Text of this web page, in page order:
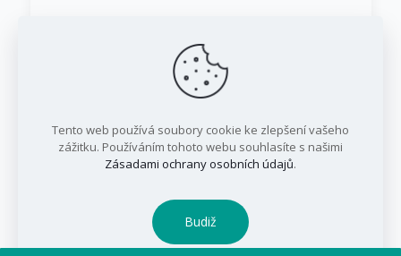
/ IFIS investiční fond, a.s.
Tento web používá soubory cookie ke zlepšení vašeho
zážitku. Používáním tohoto webu souhlasíte s našimi
Zásadami ochrany osobních údajů.
Budiž